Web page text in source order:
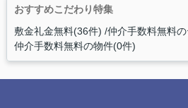
おすすめこだわり特集
敷金礼金無料(36件) 仲介手数料無料
仲介手数料無料の物件(0件)